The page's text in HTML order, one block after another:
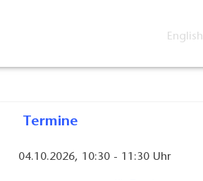
English
Termine
04.10.2026, 10:30 - 11:30 Uhr